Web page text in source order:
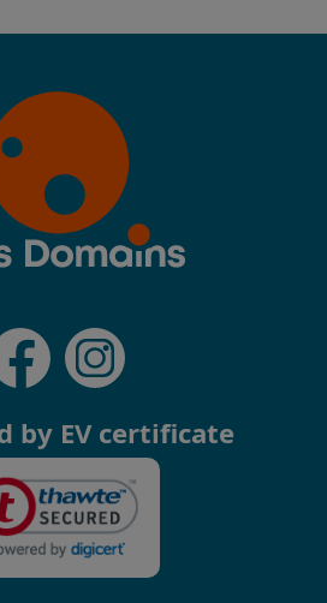
by EV certificate